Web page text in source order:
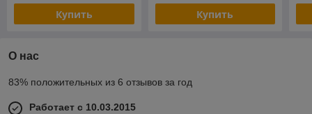
Купить Купить
О нас
83% положительных из 6 отзывов за год
Работает с 10.03.2015